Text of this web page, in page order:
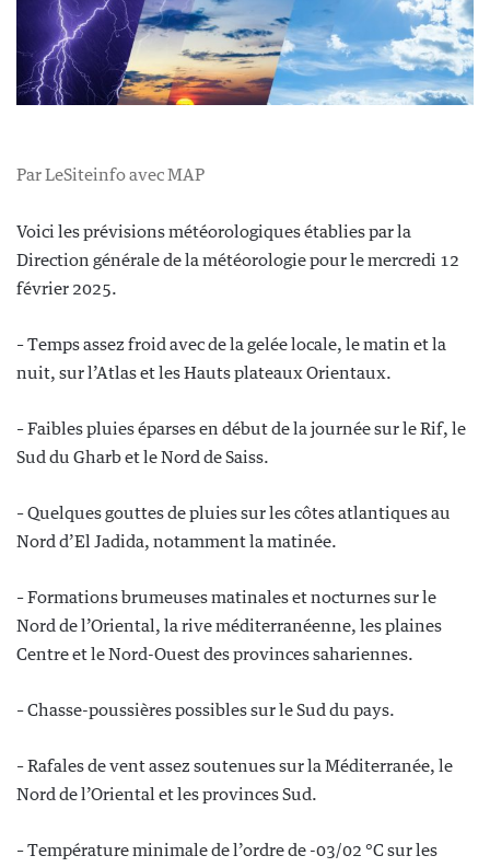
Par LeSiteinfo avec MAP
Voici les prévisions météorologiques établies par la
Direction générale de la météorologie pour le mercredi 12
février 2025.
– Temps assez froid avec de la gelée locale, le matin et la
nuit, sur l’Atlas et les Hauts plateaux Orientaux.
– Faibles pluies éparses en début de la journée sur le Rif, le
Sud du Gharb et le Nord de Saiss.
– Quelques gouttes de pluies sur les côtes atlantiques au
Nord d’El Jadida, notamment la matinée.
– Formations brumeuses matinales et nocturnes sur le
Nord de l’Oriental, la rive méditerranéenne, les plaines
Centre et le Nord-Ouest des provinces sahariennes.
– Chasse-poussières possibles sur le Sud du pays.
– Rafales de vent assez soutenues sur la Méditerranée, le
Nord de l’Oriental et les provinces Sud.
– Température minimale de l’ordre de -03/02 °C sur les